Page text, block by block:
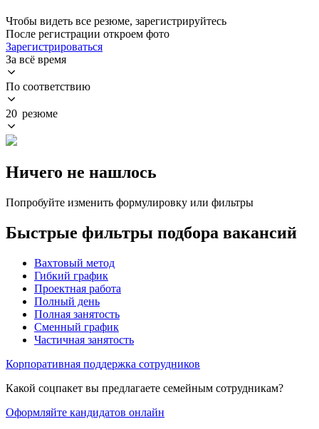
Чтобы видеть все резюме, зарегистрируйтесь
После регистрации откроем фото
Зарегистрироваться
За всё время
По соответствию
20 резюме
Ничего не нашлось
Попробуйте изменить формулировку или фильтры
Быстрые фильтры подбора вакансий
Вахтовый метод
Гибкий график
Проектная работа
Полный день
Полная занятость
Сменный график
Частичная занятость
Корпоративная поддержка сотрудников
Какой соцпакет вы предлагаете семейным сотрудникам?
Оформляйте кандидатов онлайн